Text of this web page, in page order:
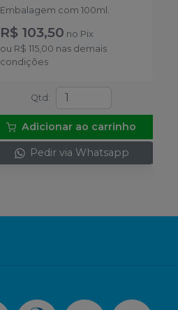
Embalagem com 100ml.
R$ 103,50 no Pix
ou R$ 115,00 nas demais
condições
Qtd :
Adicionar ao carrinho
Pedir via Whatsapp